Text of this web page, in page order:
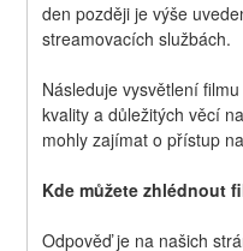
den později je výše
streamovacích službách.
Následuje vysvětlení
kvality a důležitých věcí
mohly zajímat o přístup
Kde můžete zhlédnout
Odpověď je na našich